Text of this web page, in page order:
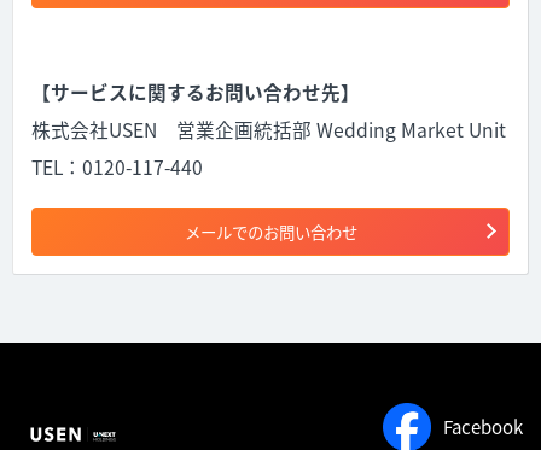
【サービスに関するお問い合わせ先】
株式会社USEN 営業企画統括部 Wedding Market Unit
TEL：0120-117-440
メールでのお問い合わせ
Facebook